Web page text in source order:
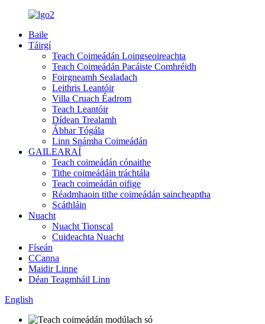
Baile
Táirgí
Teach Coimeádán Loingseoireachta
Teach Coimeádán Pacáiste Comhréidh
Foirgneamh Sealadach
Leithris Leantóir
Villa Cruach Éadrom
Teach Leantóir
Dídean Trealamh
Ábhar Tógála
Linn Snámha Coimeádán
GAILEARAÍ
Teach coimeádán cónaithe
Tithe coimeádáin tráchtála
Teach coimeádán oifige
Réadmhaoin tithe coimeádán saincheaptha
Scáthláin
Nuacht
Nuacht Tionscal
Cuideachta Nuacht
Físeán
CCanna
Maidir Linne
Déan Teagmháil Linn
English